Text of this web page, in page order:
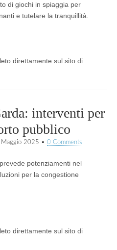
di giochi in spiaggia per
e tutelare la tranquillità.
direttamente sul sito di
interventi per
pubblico
2025 • 0 Comments
potenziamenti nel
per la congestione
direttamente sul sito di